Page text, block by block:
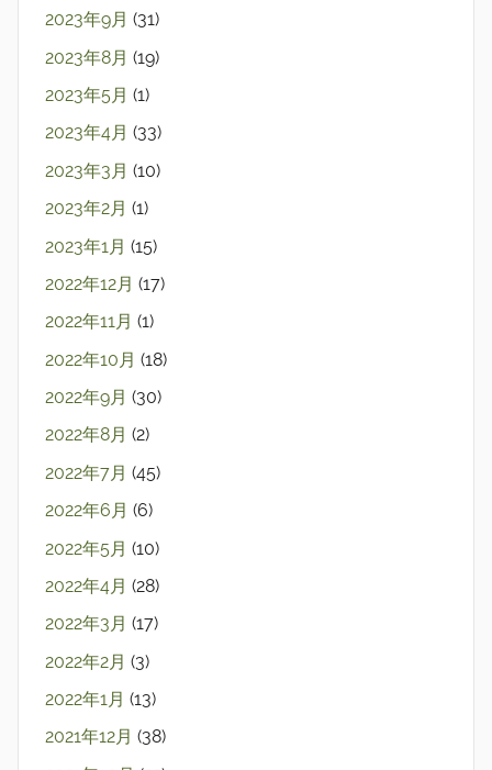
2023年9月 (31)
2023年8月 (19)
2023年5月 (1)
2023年4月 (33)
2023年3月 (10)
2023年2月 (1)
2023年1月 (15)
2022年12月 (17)
2022年11月 (1)
2022年10月 (18)
2022年9月 (30)
2022年8月 (2)
2022年7月 (45)
2022年6月 (6)
2022年5月 (10)
2022年4月 (28)
2022年3月 (17)
2022年2月 (3)
2022年1月 (13)
2021年12月 (38)